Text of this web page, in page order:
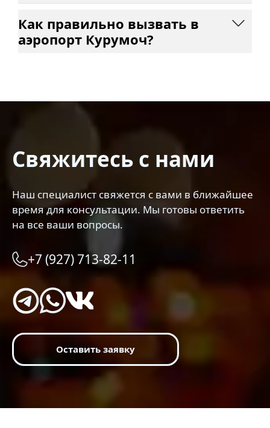
Как правильно вызвать в
аэропорт Курумоч?
Свяжитесь с нами
Наш специалист свяжется с вами в ближайшее
время для консультации. Мы готовы ответить
на все ваши вопросы.
+7 (927) 713-82-11
Оставить заявку